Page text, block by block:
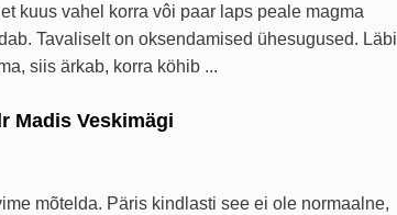
kuus vahel korra vôi paar laps peale magma
Tavaliselt on oksendamised ühesugused. Läbi
siis ärkab, korra köhib ...
Madis Veskimägi
mõtelda. Päris kindlasti see ei ole normaalne,